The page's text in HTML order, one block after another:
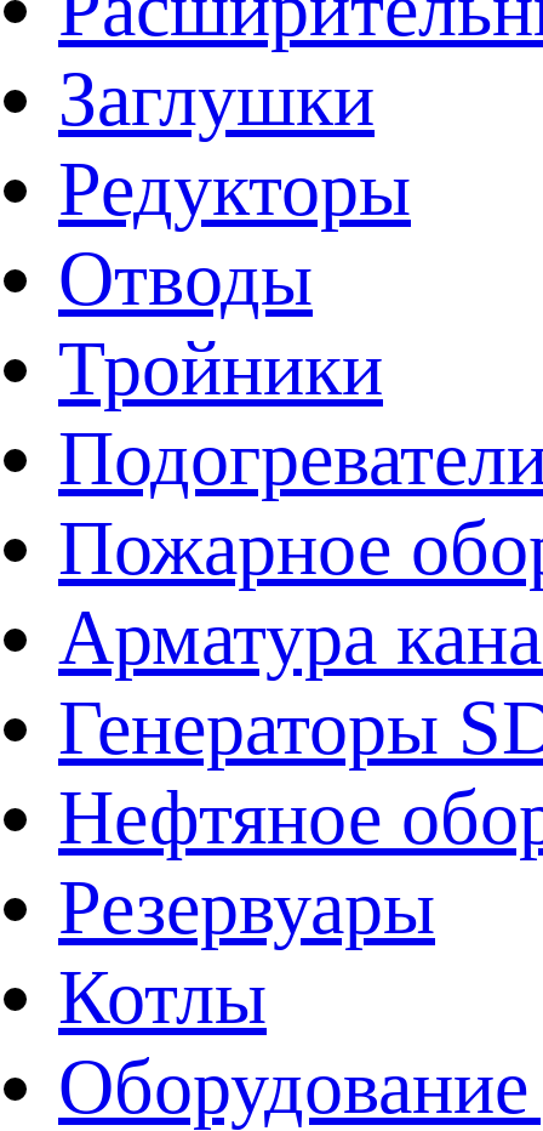
Заглушки
Редукторы
Отводы
Тройники
Пожарное
Арматура
Генераторы
Нефтяное
Резервуары
Котлы